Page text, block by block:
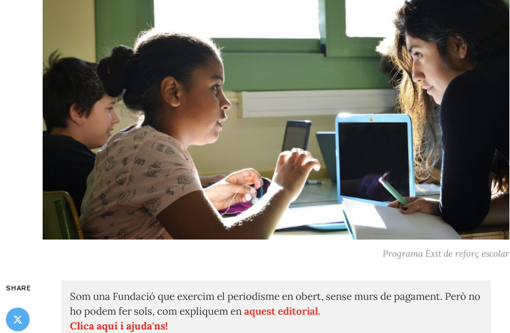
Programa Èxit de reforç escolar
SHARE
Som una Fundació que exercim el periodisme en obert, sense murs de pagament. Però no
ho podem fer sols, com expliquem enaquest editorial.
Clica aquí i ajuda'ns!